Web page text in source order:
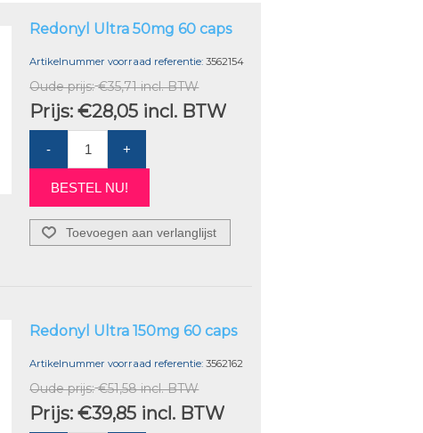
Redonyl Ultra 50mg 60 caps
Artikelnummer voorraad referentie: 3562154
Oude prijs: €35,71 incl. BTW
Prijs: €28,05 incl. BTW
- +
BESTEL NU!
Toevoegen aan verlanglijst
Redonyl Ultra 150mg 60 caps
Artikelnummer voorraad referentie: 3562162
Oude prijs: €51,58 incl. BTW
Prijs: €39,85 incl. BTW